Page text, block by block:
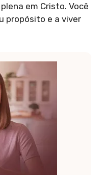
em Cristo. Você
propósito e a viver